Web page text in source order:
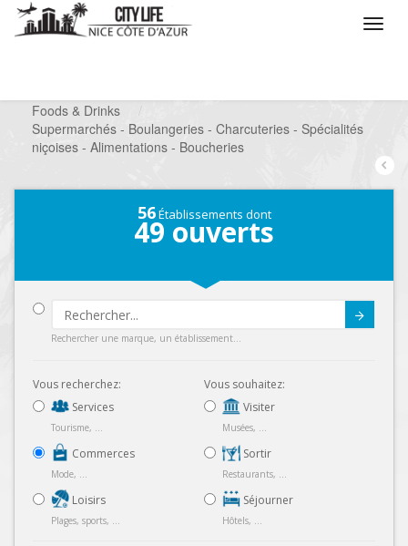
Foods & Drinks
/
Supermarchés - Boulangeries - Charcuteries - Spécialités
niçoises - Alimentations - Boucheries
56Établissements dont
49 ouverts
Rechercher une marque, un établissement...
Vous recherchez:
Services
Tourisme, ...
Commerces
Mode, ...
Loisirs
Plages, sports, ...
Vous souhaitez:
Visiter
Musées, ...
Sortir
Restaurants, ...
Séjourner
Hôtels, ...